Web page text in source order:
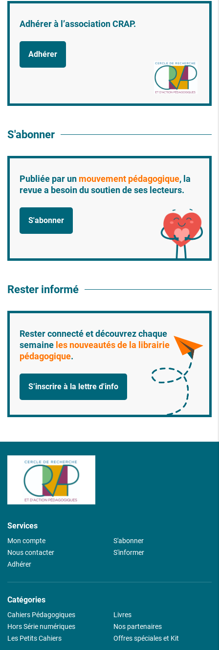
Adhérer à l’association CRAP.
Adhérer
S'abonner
Publiée par un mouvement pédagogique, la
revue a besoin du soutien de ses lecteurs.
S'abonner
Rester informé
Rester connecté et découvrez chaque
semaine les nouveautés de la librairie
pédagogique.
S’inscrire à la lettre d'info
Services
Mon compte
Nous contacter
Adhérer
S'abonner
S'informer
Catégories
Cahiers Pédagogiques
Hors Série numériques
Les Petits Cahiers
Livres
Nos partenaires
Offres spéciales et Kit